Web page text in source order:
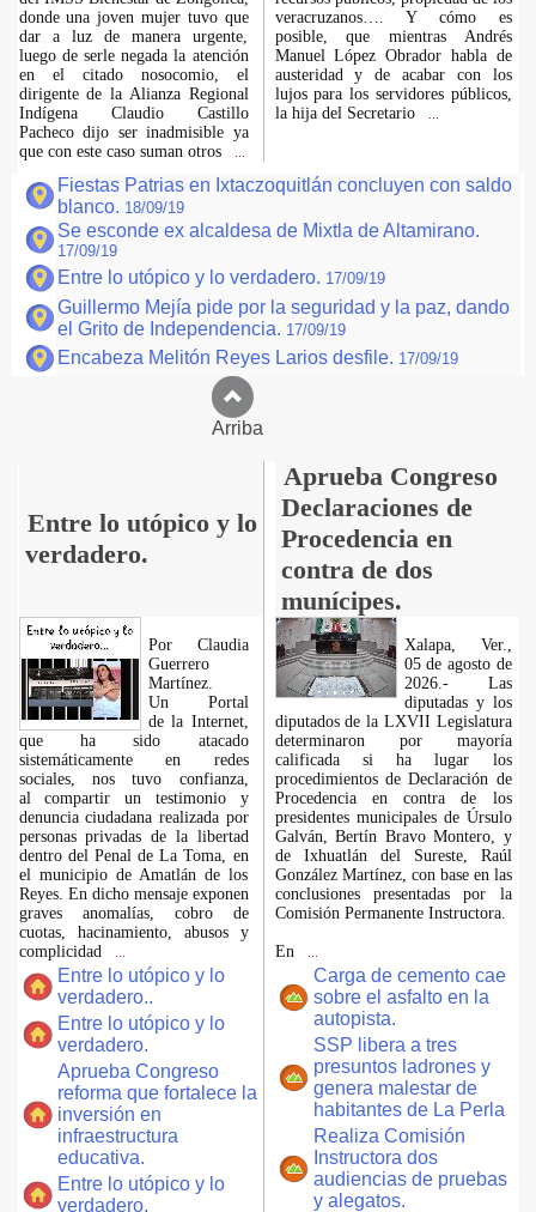
donde una joven mujer tuvo que
dar a luz de manera urgente,
luego de serle negada la atención
en el citado nosocomio, el
dirigente de la Alianza Regional
Indígena Claudio Castillo
Pacheco dijo ser inadmisible ya
que con este caso suman otros
veracruzanos…. Y cómo es
posible, que mientras Andrés
Manuel López Obrador habla de
austeridad y de acabar con los
lujos para los servidores públicos,
la hija del Secretario
Fiestas Patrias en Ixtaczoquitlán concluyen con saldo
blanco. 18/09/19
Se esconde ex alcaldesa de Mixtla de Altamirano.
17/09/19
Entre lo utópico y lo verdadero. 17/09/19
Guillermo Mejía pide por la seguridad y la paz, dando
el Grito de Independencia. 17/09/19
Encabeza Melitón Reyes Larios desfile. 17/09/19
Arriba
Entre lo utópico y lo
verdadero.
Aprueba Congreso
Declaraciones de
Procedencia en
contra de dos
munícipes.
Por Claudia
Guerrero
Martínez.
​Un Portal
de la Internet,
que ha sido atacado
sistemáticamente en redes
sociales, nos tuvo confianza,
al compartir un testimonio y
denuncia ciudadana realizada por
personas privadas de la libertad
dentro del Penal de La Toma, en
el municipio de Amatlán de los
Reyes. En dicho mensaje exponen
graves anomalías, cobro de
cuotas, hacinamiento, abusos y
complicidad
Entre lo utópico y lo
verdadero..
Entre lo utópico y lo
verdadero.
Aprueba Congreso
reforma que fortalece la
inversión en
infraestructura
educativa.
Entre lo utópico y lo
verdadero.
Xalapa, Ver.,
05 de agosto de
2026.- Las
diputadas y los
diputados de la LXVII Legislatura
determinaron por mayoría
calificada si ha lugar los
procedimientos de Declaración de
Procedencia en contra de los
presidentes municipales de Úrsulo
Galván, Bertín Bravo Montero, y
de Ixhuatlán del Sureste, Raúl
González Martínez, con base en las
conclusiones presentadas por la
Comisión Permanente Instructora.
En
Carga de cemento cae
sobre el asfalto en la
autopista.
SSP libera a tres
presuntos ladrones y
genera malestar de
habitantes de La Perla
Realiza Comisión
Instructora dos
audiencias de pruebas
y alegatos.